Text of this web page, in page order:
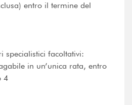
entro il termine del
specialistici facoltativi:
in un’unica rata, entro
4